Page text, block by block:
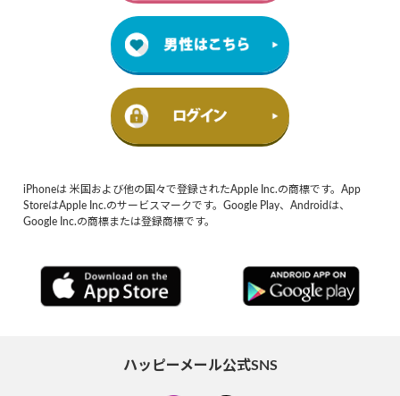
iPhoneは 米国および他の国々で登録されたApple Inc.の商標です。App
StoreはApple Inc.のサービスマークです。Google Play、Androidは、
Google Inc.の商標または登録商標です。
ハッピーメール公式SNS